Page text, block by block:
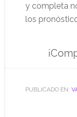
y completa
los
PUBLICADO EN: